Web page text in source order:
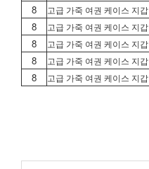
8
고급 가죽 여권 케이스 지갑
8
고급 가죽 여권 케이스 지갑
8
고급 가죽 여권 케이스 지갑
8
고급 가죽 여권 케이스 지갑
8
고급 가죽 여권 케이스 지갑